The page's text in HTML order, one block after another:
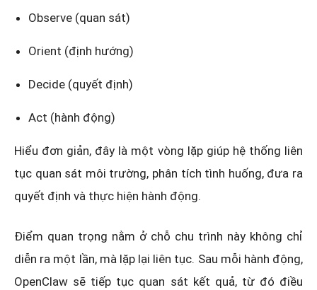
Observe (quan sát)
Orient (định hướng)
Decide (quyết định)
Act (hành động)
Hiểu đơn giản, đây là một vòng lặp giúp hệ thống liên
tục quan sát môi trường, phân tích tình huống, đưa ra
quyết định và thực hiện hành động.
Điểm quan trọng nằm ở chỗ chu trình này không chỉ
diễn ra một lần, mà lặp lại liên tục. Sau mỗi hành động,
OpenClaw sẽ tiếp tục quan sát kết quả, từ đó điều